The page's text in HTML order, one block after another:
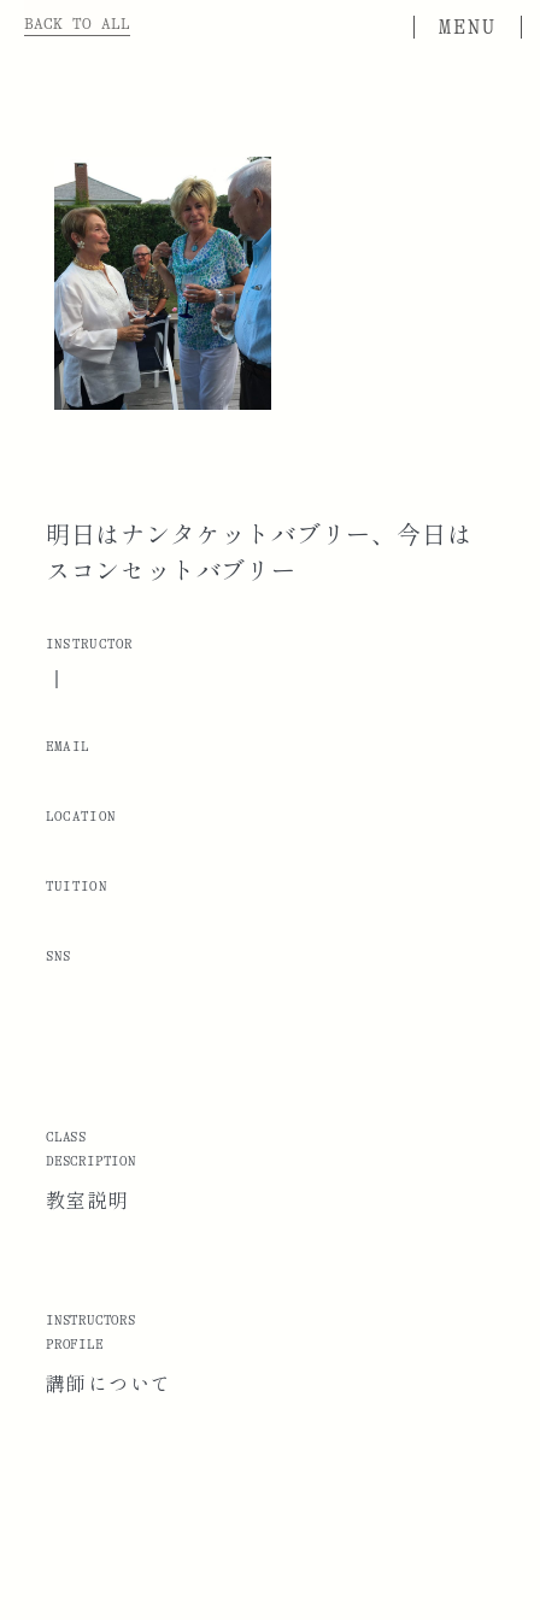
BACK TO ALL
明日はナンタケットバブリー、今日は
スコンセットバブリー
INSTRUCTOR
|
EMAIL
LOCATION
TUITION
SNS
CLASS
DESCRIPTION
教室説明
INSTRUCTORS
PROFILE
講師に ついて